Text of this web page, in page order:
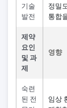
기술
발전
정밀
통합
제약
요인
및 과
제
영향
숙련
된 전
임상